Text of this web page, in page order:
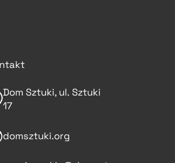
Dom Sztuki, ul. Sztuki
17
domsztuki.org